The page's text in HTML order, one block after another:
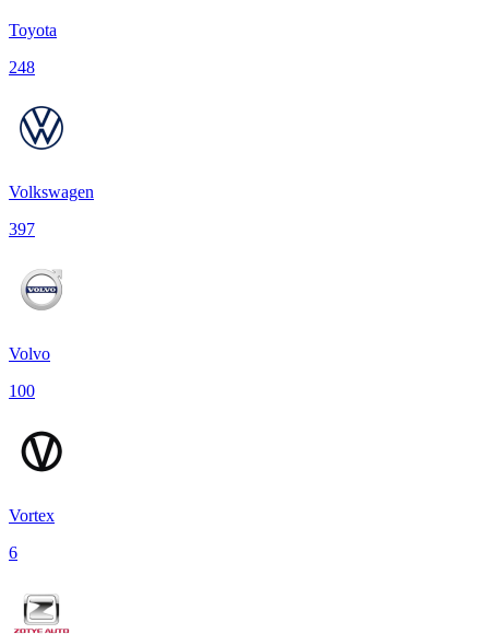
Toyota
248
Volkswagen
397
Volvo
100
Vortex
6